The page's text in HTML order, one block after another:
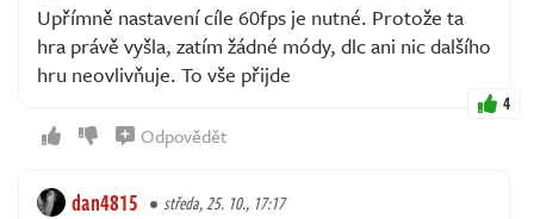
Upřímně nastavení cíle 60fps je nutné. Protože ta
hra právě vyšla, zatím žádné módy, dlc ani nic dalšího
hru neovlivňuje. To vše přijde
4
Odpovědět
dan4815 středa, 25. 10., 17:17